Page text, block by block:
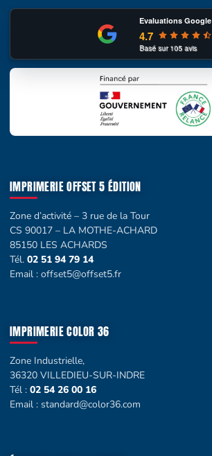
Evaluations Google
4.7
Basé sur105avis
IMPRIMERIE OFFSET 5 ÉDITION
Zone d’activité – 3 rue de la Tour
CS 90017 – LA MOTHE-ACHARD
85150 LES ACHARDS
Tél. 02 51 94 79 14
Email : offset5@offset5.fr
IMPRIMERIE COLOR 36
Zone Industrielle,
36320 VILLEDIEU-SUR-INDRE
Tél : 02 54 26 00 16
Email : standard@color36.com